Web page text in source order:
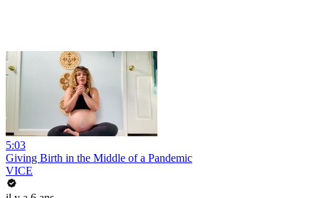
5:03
Giving Birth in the Middle of a Pandemic
VICE